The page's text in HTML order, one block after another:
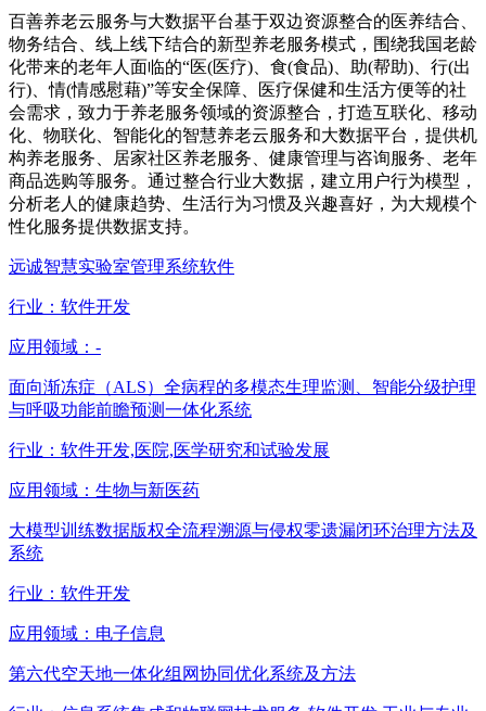
百善养老云服务与大数据平台基于双边资源整合的医养结合、
物务结合、线上线下结合的新型养老服务模式，围绕我国老龄
化带来的老年人面临的“医(医疗)、食(食品)、助(帮助)、行(出
行)、情(情感慰藉)”等安全保障、医疗保健和生活方便等的社
会需求，致力于养老服务领域的资源整合，打造互联化、移动
化、物联化、智能化的智慧养老云服务和大数据平台，提供机
构养老服务、居家社区养老服务、健康管理与咨询服务、老年
商品选购等服务。通过整合行业大数据，建立用户行为模型，
分析老人的健康趋势、生活行为习惯及兴趣喜好，为大规模个
性化服务提供数据支持。
远诚智慧实验室管理系统软件
行业： 软件开发
应用领域： -
面向渐冻症（ALS）全病程的多模态生理监测、智能分级护理
与呼吸功能前瞻预测一体化系统
行业： 软件开发,医院,医学研究和试验发展
应用领域： 生物与新医药
大模型训练数据版权全流程溯源与侵权零遗漏闭环治理方法及
系统
行业： 软件开发
应用领域： 电子信息
第六代空天地一体化组网协同优化系统及方法